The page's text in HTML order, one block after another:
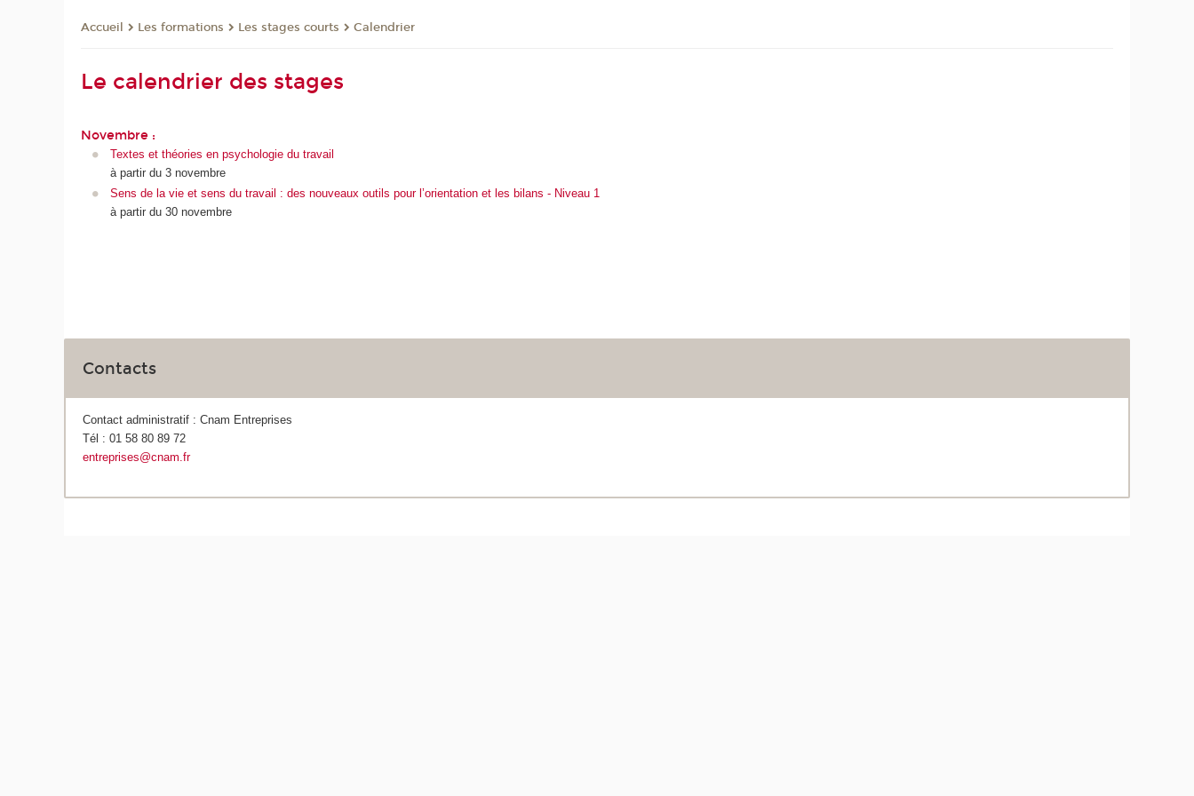
Accueil Les formations Les stages courts Calendrier
Le calendrier des stages
Novembre :
Textes et théories en psychologie du travail
à partir du 3 novembre
Sens de la vie et sens du travail : des nouveaux outils pour l’orientation et les bilans - Niveau 1
à partir du 30 novembre
Contacts
Contact administratif : Cnam Entreprises
Tél : 01 58 80 89 72
entreprises@cnam.fr